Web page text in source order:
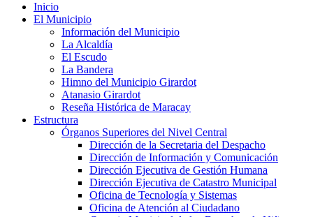
Inicio
El Municipio
Información del Municipio
La Alcaldía
El Escudo
La Bandera
Himno del Municipio Girardot
Atanasio Girardot
Reseña Histórica de Maracay
Estructura
Órganos Superiores del Nivel Central
Dirección de la Secretaria del Despacho
Dirección de Información y Comunicación
Dirección Ejecutiva de Gestión Humana
Dirección Ejecutiva de Catastro Municipal
Oficina de Tecnología y Sistemas
Oficina de Atención al Ciudadano